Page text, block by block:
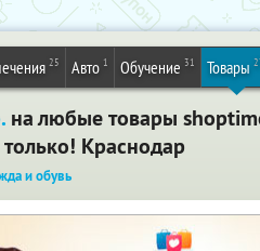
25 Авто 1 Обучение 31 Товары
на любые товары
Краснодар
и обувь